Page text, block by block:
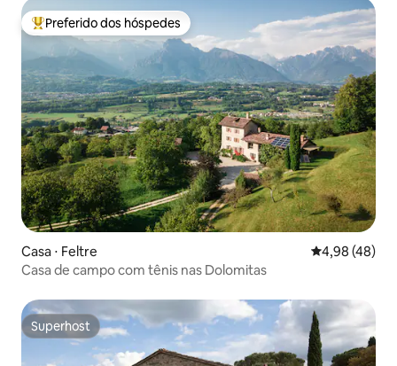
Entre os melhores preferidos dos hóspedes
Preferido dos hóspedes
Casa ⋅ Feltre 4,98 de uma
4,98 (48)
Casa de campo com tênis nas Dolomitas
Superhost
Superhost